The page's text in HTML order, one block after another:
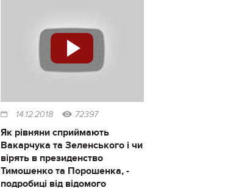
14.12.2018 72397
Як рівняни сприймають
Вакарчука та Зеленського і чи
вірять в президенство
Тимошенко та Порошенка, -
подробиці від відомого